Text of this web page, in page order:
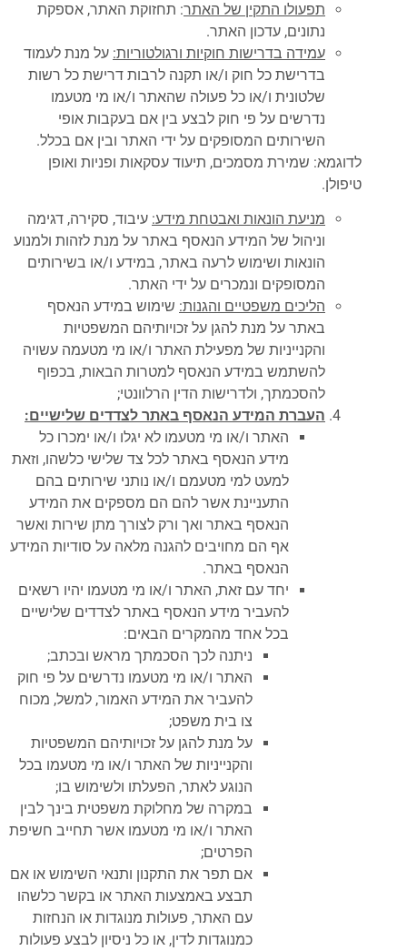
תפעולו התקין של האתר: תחזוקת האתר, אספקת
נתונים, עדכון האתר.
עמידה בדרישות חוקיות ורגולטוריות: על מנת לעמוד
בדרישת כל חוק ו/או תקנה לרבות דרישת כל רשות
שלטונית ו/או כל פעולה שהאתר ו/או מי מטעמו
נדרשים על פי חוק לבצע בין אם בעקבות אופי
השירותים המסופקים על ידי האתר ובין אם בכלל.
לדוגמא: שמירת מסמכים, תיעוד עסקאות ופניות ואופן
טיפולן.
מניעת הונאות ואבטחת מידע: עיבוד, סקירה, דגימה
וניהול של המידע הנאסף באתר על מנת לזהות ולמנוע
הונאות ושימוש לרעה באתר, במידע ו/או בשירותים
המסופקים ונמכרים על ידי האתר.
הליכים משפטיים והגנות: שימוש במידע הנאסף
באתר על מנת להגן על זכויותיהם המשפטיות
והקנייניות של מפעילת האתר ו/או מי מטעמה עשויה
להשתמש במידע הנאסף למטרות הבאות, בכפוף
להסכמתך, ולדרישות הדין הרלוונטי;
העברת המידע הנאסף באתר לצדדים שלישיים:
האתר ו/או מי מטעמו לא יגלו ו/או ימכרו כל
מידע הנאסף באתר לכל צד שלישי כלשהו, וזאת
למעט למי מטעמם ו/או נותני שירותים בהם
התעניינת אשר להם הם מספקים את המידע
הנאסף באתר ואך ורק לצורך מתן שירות ואשר
אף הם מחויבים להגנה מלאה על סודיות המידע
הנאסף באתר.
יחד עם זאת, האתר ו/או מי מטעמו יהיו רשאים
להעביר מידע הנאסף באתר לצדדים שלישיים
בכל אחד מהמקרים הבאים:
ניתנה לכך הסכמתך מראש ובכתב;
האתר ו/או מי מטעמו נדרשים על פי חוק
להעביר את המידע האמור, למשל, מכוח
צו בית משפט;
על מנת להגן על זכויותיהם המשפטיות
והקנייניות של האתר ו/או מי מטעמו בכל
הנוגע לאתר, הפעלתו ולשימוש בו;
במקרה של מחלוקת משפטית בינך לבין
האתר ו/או מי מטעמו אשר תחייב חשיפת
הפרטים;
אם תפר את התקנון ותנאי השימוש או אם
תבצע באמצעות האתר או בקשר כלשהו
עם האתר, פעולות מנוגדות או הנחזות
כמנוגדות לדין, או כל ניסיון לבצע פעולות